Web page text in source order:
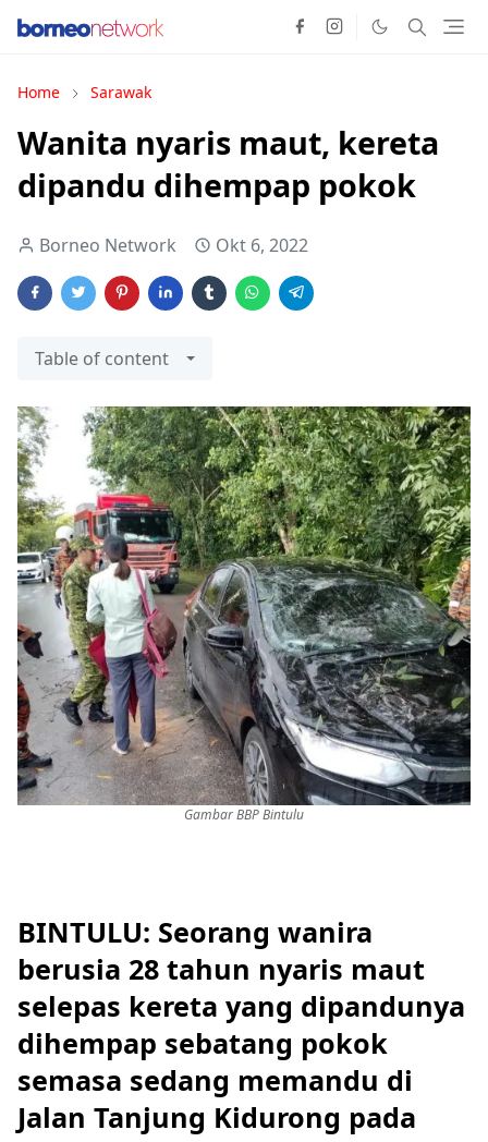
Home Sarawak
Wanita nyaris maut, kereta
dipandu dihempap pokok
Borneo Network Okt 6, 2022
Table of content
Gambar BBP Bintulu
BINTULU: Seorang wanira
berusia 28 tahun nyaris maut
selepas kereta yang dipandunya
dihempap sebatang pokok
semasa sedang memandu di
Jalan Tanjung Kidurong pada